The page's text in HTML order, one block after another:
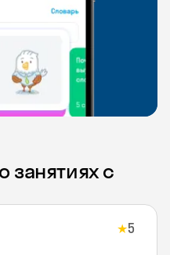
занятиях с
★5